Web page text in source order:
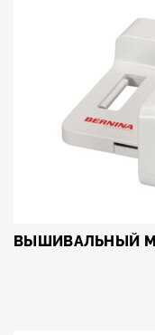
ВЫШИВАЛЬНЫЙ